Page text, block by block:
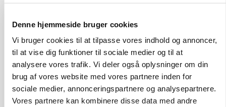
Denne hjemmeside bruger cookies
Vi bruger cookies til at tilpasse vores indhold og annoncer,
til at vise dig funktioner til sociale medier og til at
analysere vores trafik. Vi deler også oplysninger om din
brug af vores website med vores partnere inden for
sociale medier, annonceringspartnere og analysepartnere.
Vores partnere kan kombinere disse data med andre
KULTUR
Herregård holder høstdag
BUSINESS
32.500 stipladser skifter slagteri: En af landets
største producenter sender nu grisene til Danish
Crown
PLANTER